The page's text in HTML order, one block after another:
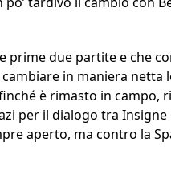
due partite e che
in maniera netta
è rimasto in campo,
per il dialogo tra Insigne
aperto, ma contro la